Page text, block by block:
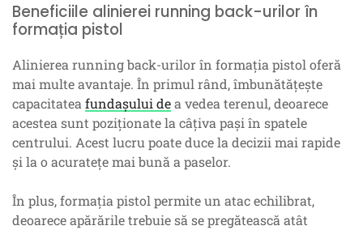
Beneficiile alinierei running back-urilor în
formația pistol
Alinierea running back-urilor în formația pistol oferă
mai multe avantaje. În primul rând, îmbunătățește
capacitateafundașului dea vedea terenul, deoarece
acestea sunt poziționate la câțiva pași în spatele
centrului. Acest lucru poate duce la decizii mai rapide
și la o acuratețe mai bună a paselor.
În plus, formația pistol permite un atac echilibrat,
deoarece apărările trebuie să se pregătească atât